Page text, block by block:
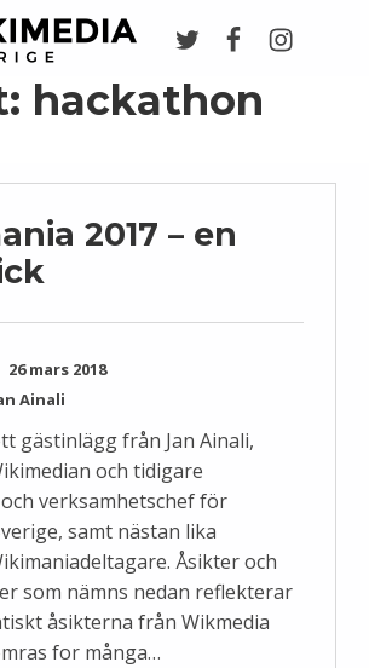
hackathon
2017 – en
26 mars 2018
Ainali
gästinlägg från Jan Ainali,
och tidigare
verksamhetschef för
samt nästan lika
Åsikter och
som nämns nedan reflekterar
åsikterna från Wikmedia
for många…